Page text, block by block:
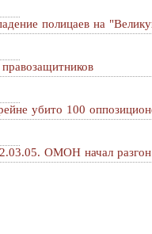
полицаев на
убито 100
ОМОН начал